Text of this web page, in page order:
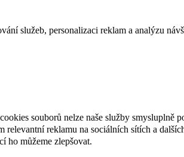
služeb, personalizaci reklam a analýzu
souborů nelze naše služby smysluplně
reklamu na sociálních sítích a
ho můžeme zlepšovat.